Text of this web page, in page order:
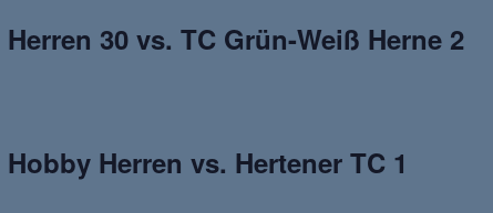
30 vs. TC Grün-Weiß Herne 2
Herren vs. Hertener TC 1